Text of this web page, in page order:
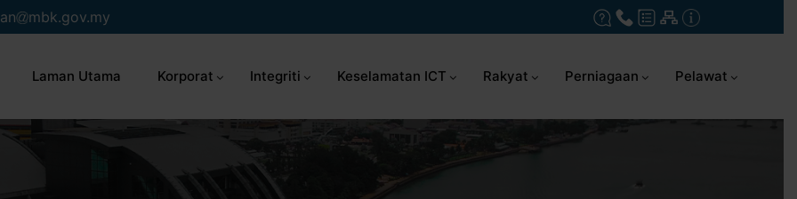
mbk.gov.my
Laman Utama Korporat Integriti Keselamatan ICT Rakyat Perniagaan Pelawat